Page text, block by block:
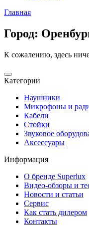
Главная
Город:
К сожалению, здесь
Категории
Наушники
Микрофоны и
Кабели
Стойки
Звуковое
Аксессуары
Информация
О бренде Superlux
Видео-обзоры и
Новости и статьи
Сервис
Как стать дилером
Контакты